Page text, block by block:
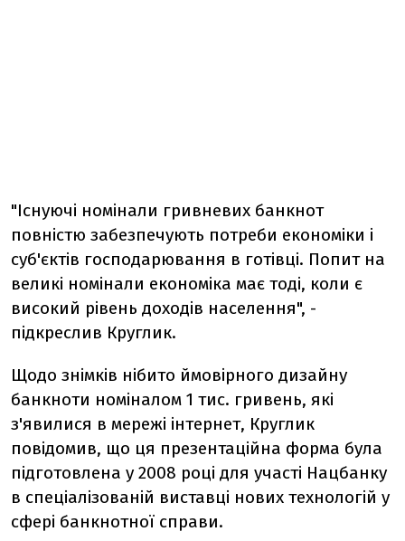
"Існуючі номінали гривневих банкнот
повністю забезпечують потреби економіки і
суб'єктів господарювання в готівці. Попит на
великі номінали економіка має тоді, коли є
високий рівень доходів населення", -
підкреслив Круглик.
Щодо знімків нібито ймовірного дизайну
банкноти номіналом 1 тис. гривень, які
з'явилися в мережі інтернет, Круглик
повідомив, що ця презентаційна форма була
підготовлена у 2008 році для участі Нацбанку
в спеціалізованій виставці нових технологій у
сфері банкнотної справи.